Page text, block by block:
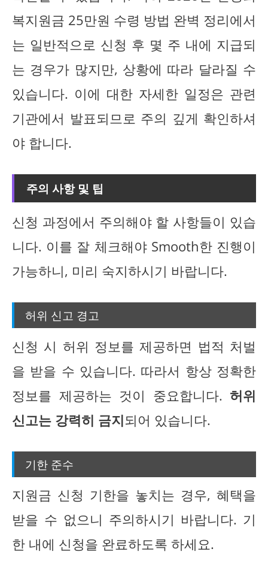
복지원금 25만원 수령 방법 완벽 정리에서
는 일반적으로 신청 후 몇 주 내에 지급되
는 경우가 많지만, 상황에 따라 달라질 수
있습니다. 이에 대한 자세한 일정은 관련
기관에서 발표되므로 주의 깊게 확인하셔
야 합니다.
주의 사항 및 팁
신청 과정에서 주의해야 할 사항들이 있습
니다. 이를 잘 체크해야 Smooth한 진행이
가능하니, 미리 숙지하시기 바랍니다.
허위 신고 경고
신청 시 허위 정보를 제공하면 법적 처벌
을 받을 수 있습니다. 따라서 항상 정확한
정보를 제공하는 것이 중요합니다. 허위
신고는 강력히 금지되어 있습니다.
기한 준수
지원금 신청 기한을 놓치는 경우, 혜택을
받을 수 없으니 주의하시기 바랍니다. 기
한 내에 신청을 완료하도록 하세요.